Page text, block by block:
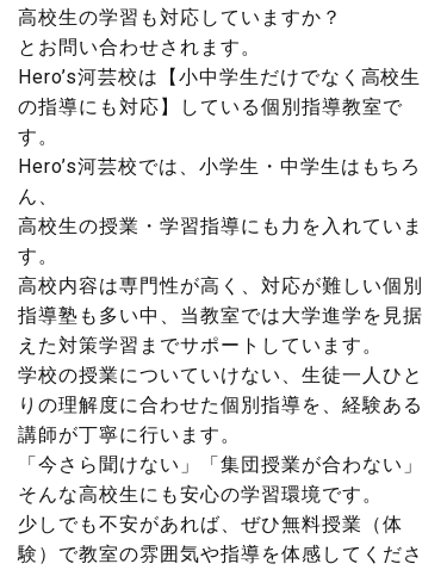
高校生の学習も対応していますか？
とお問い合わせされます。
Hero’s河芸校は【小中学生だけでなく高校生
の指導にも対応】している個別指導教室で
す。
Hero’s河芸校では、小学生・中学生はもちろ
ん、
高校生の授業・学習指導にも力を入れていま
す。
高校内容は専門性が高く、対応が難しい個別
指導塾も多い中、当教室では大学進学を見据
えた対策学習までサポートしています。
学校の授業についていけない、生徒一人ひと
りの理解度に合わせた個別指導を、経験ある
講師が丁寧に行います。
「今さら聞けない」「集団授業が合わない」
そんな高校生にも安心の学習環境です。
少しでも不安があれば、ぜひ無料授業（体
験）で教室の雰囲気や指導を体感してくださ